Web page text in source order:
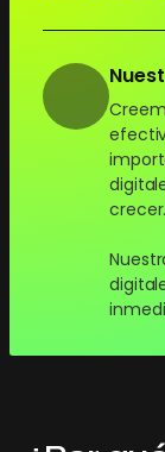
crecer.